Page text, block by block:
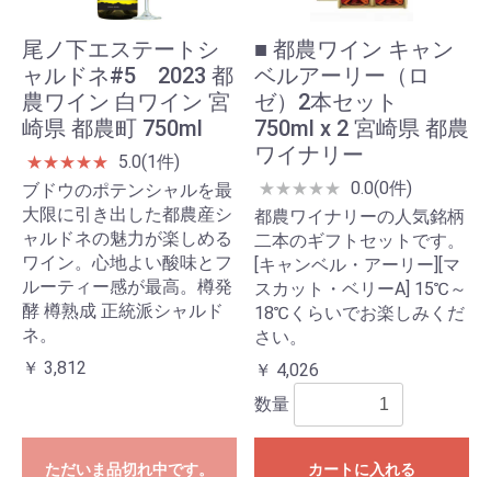
尾ノ下エステートシ
ャルドネ#5 2023 都
農ワイン 白ワイン 宮
崎県 都農町 750ml
★★★★★
5.0(1件)
ブドウのポテンシャルを最
大限に引き出した都農産シ
ャルドネの魅力が楽しめる
ワイン。心地よい酸味とフ
ルーティー感が最高。樽発
酵 樽熟成 正統派シャルド
ネ。
￥ 3,812
ただいま品切れ中です。
■ 都農ワイン キャン
ベルアーリー（ロ
ゼ）2本セット
750ml x 2 宮崎県 都農
ワイナリー
★★★★★ 0.0(0件)
都農ワイナリーの人気銘柄
二本のギフトセットです。
[キャンベル・アーリー][マ
スカット・ベリーA] 15℃～
18℃くらいでお楽しみくだ
さい。
￥ 4,026
数量
カートに入れる